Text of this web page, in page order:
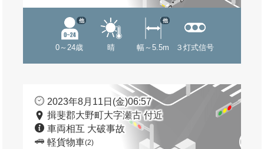
0～24歳
他
晴 幅～5.5m
他
３灯式信号
2023年8月11日(金)06:57
揖斐郡大野町大字瀬古 付近
車両相互 大破事故
軽貨物車(2)